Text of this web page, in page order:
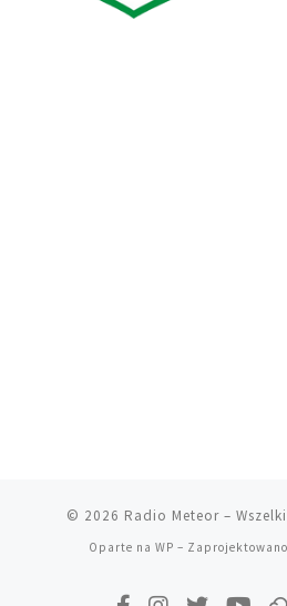
© 2026 Radio Meteor–
Oparte na WP –